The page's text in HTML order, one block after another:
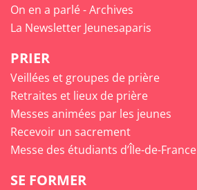
On en a parlé - Archives
La Newsletter Jeunesaparis
PRIER
Veillées et groupes de prière
Retraites et lieux de prière
Messes animées par les jeunes
Recevoir un sacrement
Messe des étudiants d’Île-de-France
SE FORMER